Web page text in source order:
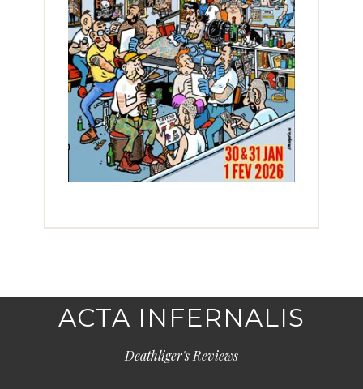
ACTA INFERNALIS
Deathliger's Reviews